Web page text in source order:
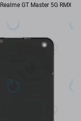
Realme GT Master 5G